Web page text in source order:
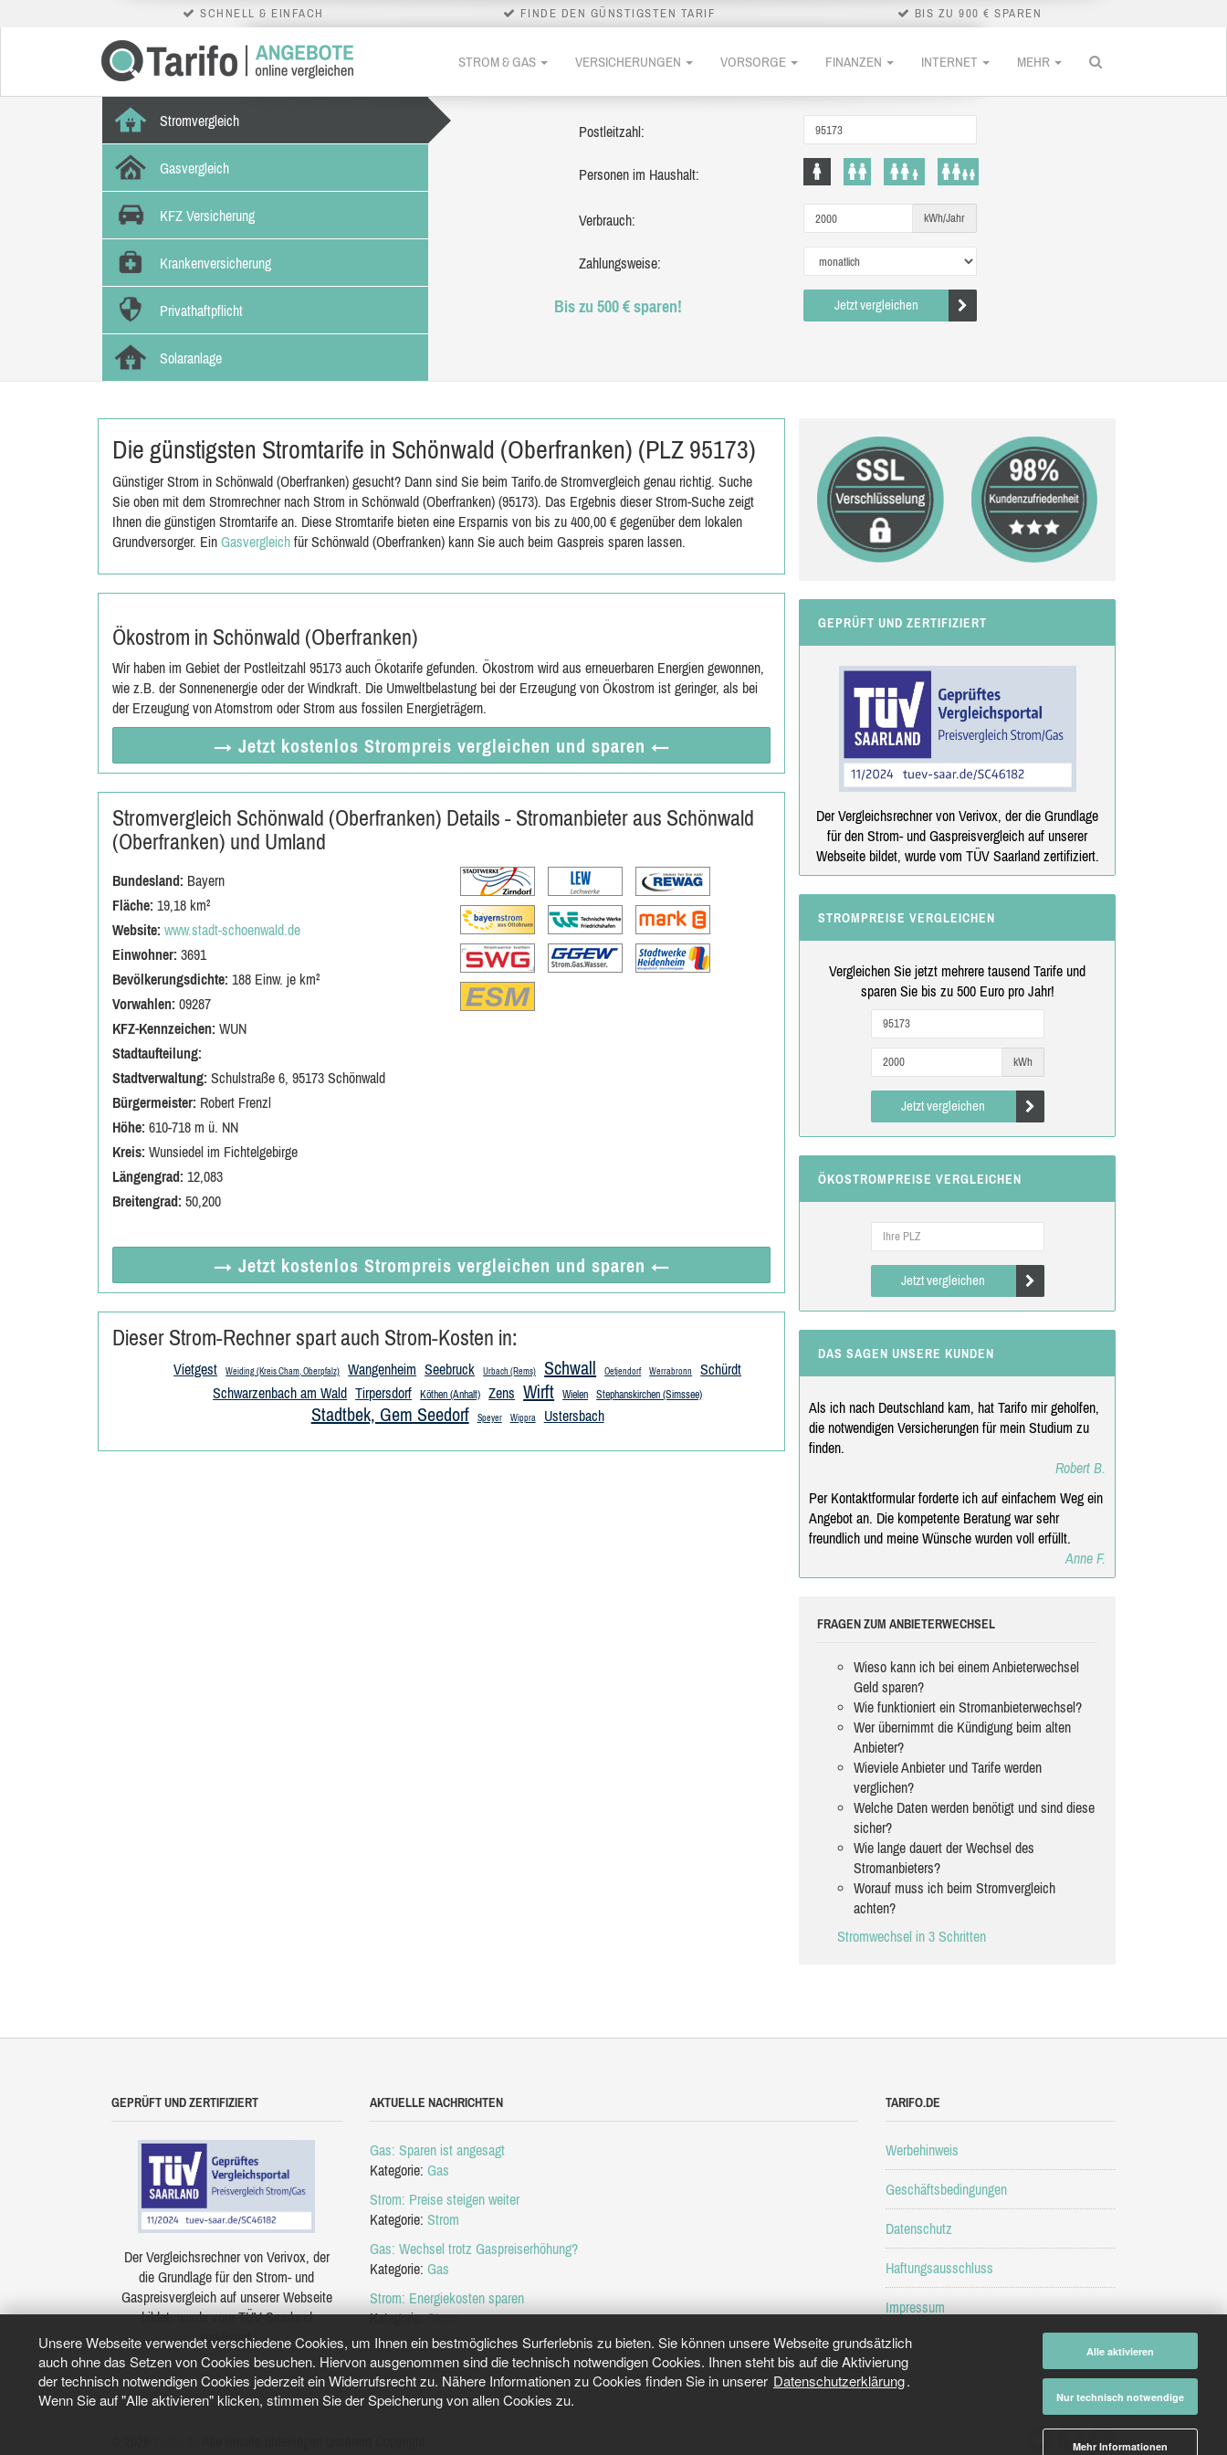
Unsere Webseite verwendet verschiedene Cookies, um Ihnen ein bestmögliches Surferlebnis zu bieten. Sie können unsere Webseite grundsätzlich
auch ohne das Setzen von Cookies besuchen. Hiervon ausgenommen sind die technisch notwendigen Cookies. Ihnen steht bis auf die Aktivierung
der technisch notwendigen Cookies jederzeit ein Widerrufsrecht zu. Nähere Informationen zu Cookies finden Sie in unserer Datenschutzerklärung.
Wenn Sie auf "Alle aktivieren" klicken, stimmen Sie der Speicherung von allen Cookies zu.
Alle aktivieren
Nur technisch notwendige
Mehr Informationen
SCHNELL & EINFACH FINDE DEN GÜNSTIGSTEN TARIF BIS ZU 900 € SPAREN
STROM & GAS VERSICHERUNGEN VORSORGE FINANZEN INTERNET MEHR
Stromvergleich
Gasvergleich
KFZ Versicherung
Krankenversicherung
Privathaftpflicht
Solaranlage
Postleitzahl:
Personen im Haushalt:
Verbrauch: kWh/Jahr
Zahlungsweise:
Bis zu 500 € sparen! Jetzt vergleichen
Die günstigsten Stromtarife in Schönwald (Oberfranken) (PLZ 95173)
Günstiger Strom in Schönwald (Oberfranken) gesucht? Dann sind Sie beim Tarifo.de Stromvergleich genau richtig. Suche
Sie oben mit dem Stromrechner nach Strom in Schönwald (Oberfranken) (95173). Das Ergebnis dieser Strom-Suche zeigt
Ihnen die günstigen Stromtarife an. Diese Stromtarife bieten eine Ersparnis von bis zu 400,00 € gegenüber dem lokalen
Grundversorger. Ein Gasvergleich für Schönwald (Oberfranken) kann Sie auch beim Gaspreis sparen lassen.
Ökostrom in Schönwald (Oberfranken)
Wir haben im Gebiet der Postleitzahl 95173 auch Ökotarife gefunden. Ökostrom wird aus erneuerbaren Energien gewonnen,
wie z.B. der Sonnenenergie oder der Windkraft. Die Umweltbelastung bei der Erzeugung von Ökostrom ist geringer, als bei
der Erzeugung von Atomstrom oder Strom aus fossilen Energieträgern.
→ Jetzt kostenlos Strompreis vergleichen und sparen ←
Stromvergleich Schönwald (Oberfranken) Details - Stromanbieter aus Schönwald
(Oberfranken) und Umland
Bundesland: Bayern
Fläche: 19,18 km²
Website: www.stadt-schoenwald.de
Einwohner: 3691
Bevölkerungsdichte: 188 Einw. je km²
Vorwahlen: 09287
KFZ-Kennzeichen: WUN
Stadtaufteilung:
Stadtverwaltung: Schulstraße 6, 95173 Schönwald
Bürgermeister: Robert Frenzl
Höhe: 610-718 m ü. NN
Kreis: Wunsiedel im Fichtelgebirge
Längengrad: 12,083
Breitengrad: 50,200
→ Jetzt kostenlos Strompreis vergleichen und sparen ←
Dieser Strom-Rechner spart auch Strom-Kosten in:
Vietgest Weiding (Kreis Cham, Oberpfalz) Wangenheim Seebruck Urbach (Rems) Schwall Oetjendorf Werrabronn
Schürdt
Schwarzenbach am Wald Tirpersdorf Köthen (Anhalt) Zens Wirft Wielen Stephanskirchen (Simssee)
Stadtbek, Gem Seedorf Speyer Wippra Ustersbach
GEPRÜFT UND ZERTIFIZIERT
Der Vergleichsrechner von Verivox, der die Grundlage
für den Strom- und Gaspreisvergleich auf unserer
Webseite bildet, wurde vom TÜV Saarland zertifiziert.
STROMPREISE VERGLEICHEN
Vergleichen Sie jetzt mehrere tausend Tarife und
sparen Sie bis zu 500 Euro pro Jahr!
kWh
Jetzt vergleichen
ÖKOSTROMPREISE VERGLEICHEN
Jetzt vergleichen
DAS SAGEN UNSERE KUNDEN
Als ich nach Deutschland kam, hat Tarifo mir geholfen,
die notwendigen Versicherungen für mein Studium zu
finden.
Robert B.
Per Kontaktformular forderte ich auf einfachem Weg ein
Angebot an. Die kompetente Beratung war sehr
freundlich und meine Wünsche wurden voll erfüllt.
Anne F.
FRAGEN ZUM ANBIETERWECHSEL
Wieso kann ich bei einem Anbieterwechsel
Geld sparen?
Wie funktioniert ein Stromanbieterwechsel?
Wer übernimmt die Kündigung beim alten
Anbieter?
Wieviele Anbieter und Tarife werden
verglichen?
Welche Daten werden benötigt und sind diese
sicher?
Wie lange dauert der Wechsel des
Stromanbieters?
Worauf muss ich beim Stromvergleich
achten?
Stromwechsel in 3 Schritten
GEPRÜFT UND ZERTIFIZIERT
Der Vergleichsrechner von Verivox, der
die Grundlage für den Strom- und
Gaspreisvergleich auf unserer Webseite
bildet, wurde vom TÜV Saarland
zertifiziert.
AKTUELLE NACHRICHTEN
Gas: Sparen ist angesagt
Kategorie: Gas
Strom: Preise steigen weiter
Kategorie: Strom
Gas: Wechsel trotz Gaspreiserhöhung?
Kategorie: Gas
Strom: Energiekosten sparen
Kategorie:Strom
TARIFO.DE
Werbehinweis
Geschäftsbedingungen
Datenschutz
Haftungsausschluss
Impressum